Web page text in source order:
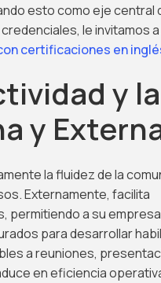
esto como eje central
le invitamos
certificaciones en
y la
y
la fluidez de la
Externamente, facilita
permitiendo a su
para desarrollar
a reuniones,
en eficiencia